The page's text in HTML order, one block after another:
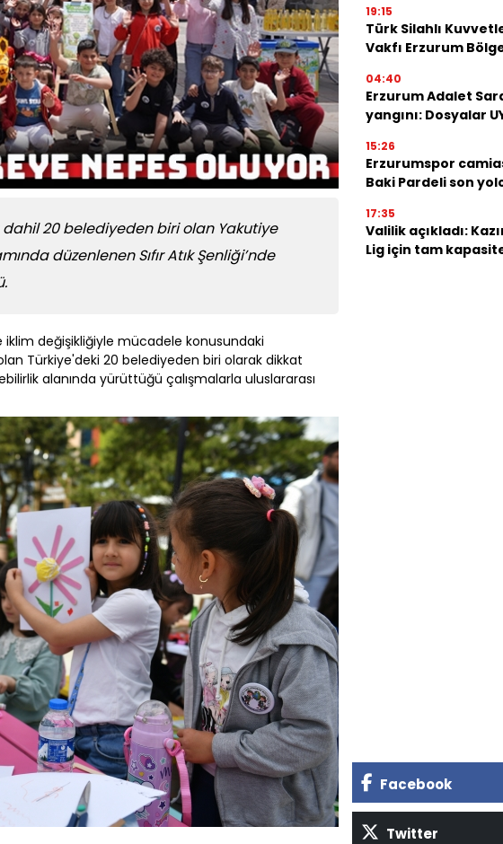
dahil 20 belediyeden biri olan Yakutiye
düzenlenen Sıfır Atık Şenliği’nde
değişikliğiyle mücadele konusundaki
Türkiye'deki 20 belediyeden biri olarak dikkat
alanında yürüttüğü çalışmalarla uluslararası
19:15
Türk Silahlı
Vakfı Erzurum
04:40
Erzurum Adalet
yangını: Dosyalar
15:26
Erzurumspor
Baki Pardeli son
17:35
Valilik açıkladı:
Lig için tam
Facebook
Twitter